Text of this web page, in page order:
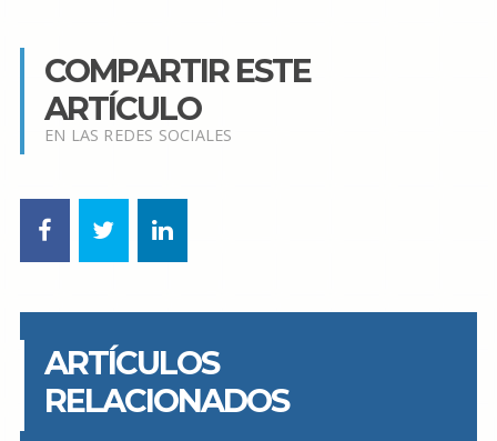
COMPARTIR ESTE
ARTÍCULO
EN LAS REDES SOCIALES
ARTÍCULOS
RELACIONADOS